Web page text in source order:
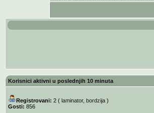
Korisnici aktivni u poslednjih 10 minuta
Registrovani: 2 ( laminator, bordzija)
Gosti: 856